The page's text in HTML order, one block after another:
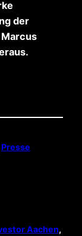
der
Presse
Aachen